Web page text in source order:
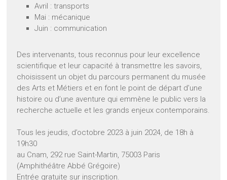
Avril : transports
Mai : mécanique
Juin : communication
Des intervenants, tous reconnus pour leur excellence
scientifique et leur capacité à transmettre les savoirs,
choisissent un objet du parcours permanent du musée
des Arts et Métiers et en font le point de départ d’une
histoire ou d’une aventure qui emmène le public vers la
recherche actuelle et les grands enjeux contemporains.
Tous les jeudis, d’octobre 2023 à juin 2024, de 18h à
19h30
au Cnam, 292 rue Saint-Martin, 75003 Paris
(Amphithéâtre Abbé Grégoire)
Entrée gratuite sur inscription.